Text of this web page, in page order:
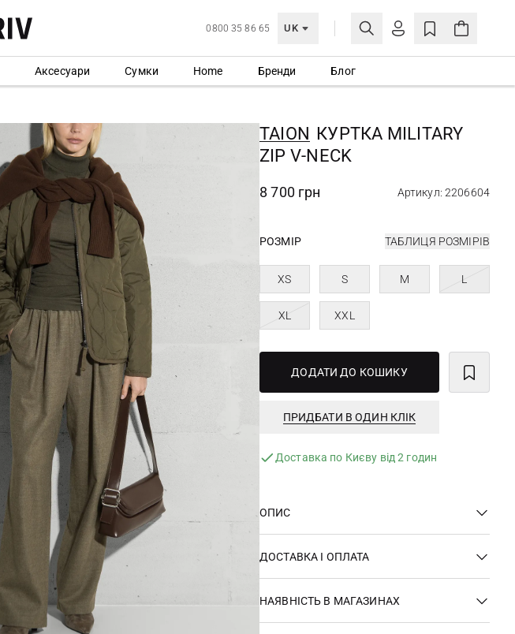
0800 35 86 65 UK
МОЯ ОБЛІКІВКА
Ще не зареєстровані?
СТВОРИТИ ОБЛІКІВКУ
Аксесуари Сумки Home Бренди Блог
TAION КУРТКА MILITARY
ZIP V-NECK
8 700 грн Артикул: 2206604
РОЗМІР ТАБЛИЦЯ РОЗМІРІВ
XS S M L
XL XXL
ДОДАТИ ДО КОШИКУ
ПРИДБАТИ В ОДИН КЛІК
Доставка по Києву від 2 годин
ОПИС
ДОСТАВКА І ОПЛАТА
НАЯВНІСТЬ В МАГАЗИНАХ